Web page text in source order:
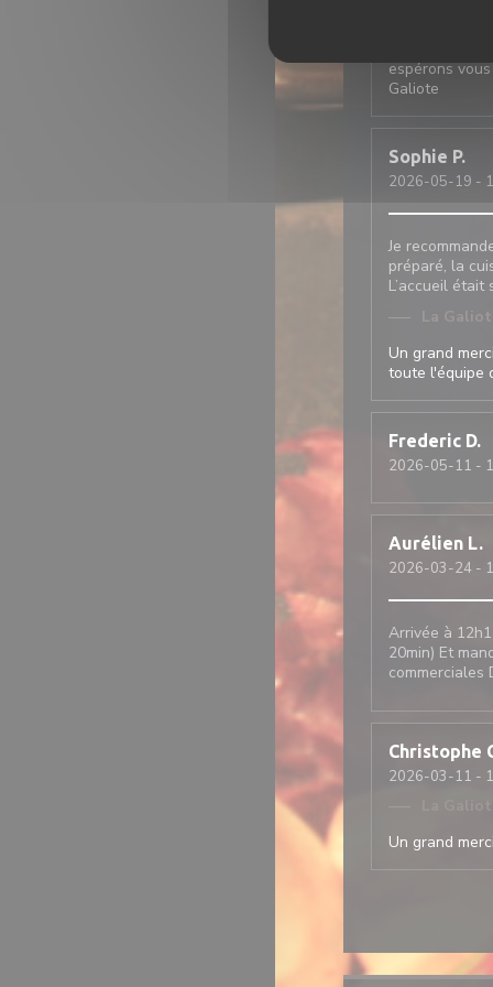
espérons
Galiote
Sophie P
2026-05-19 -
Je
préparé, la
L’accueil
La
Un grand
toute l'équipe
Frederic D
2026-05-11 -
Aurélien L
2026-03-24 -
Arrivée à
20min) Et
commerciales
Christophe
2026-03-11 -
La
Un grand